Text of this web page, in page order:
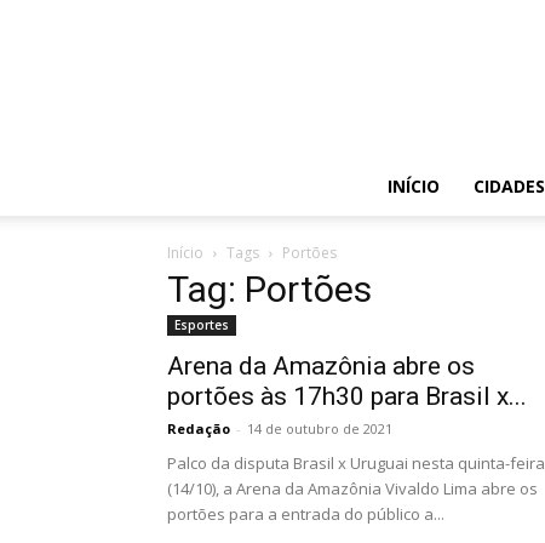
INÍCIO CIDADES
Início Tags Portões
Tag: Portões
Esportes
Arena da Amazônia abre os
portões às 17h30 para Brasil x...
Redação - 14 de outubro de 2021
Palco da disputa Brasil x Uruguai nesta quinta-feira
(14/10), a Arena da Amazônia Vivaldo Lima abre os
portões para a entrada do público a...